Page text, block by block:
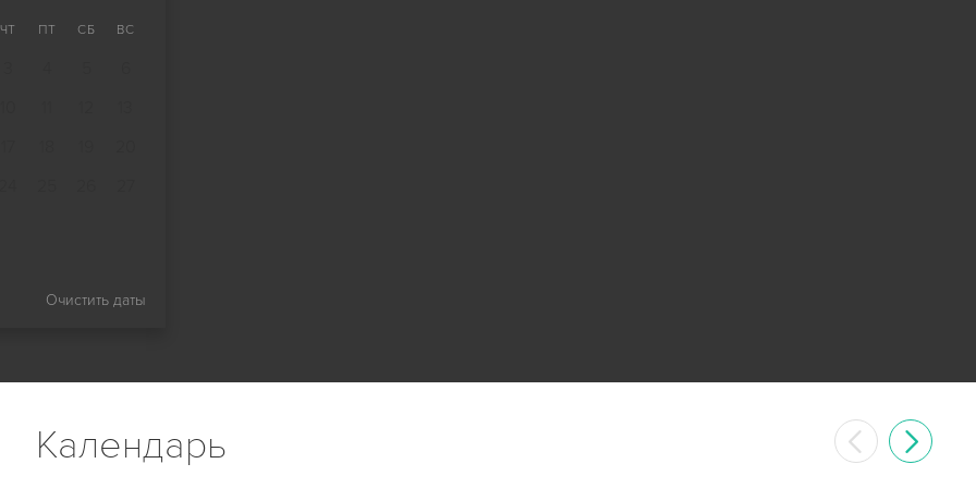
ЧТ ПТ СБ ВС
Очистить даты
Календарь